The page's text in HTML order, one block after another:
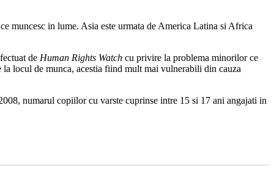
muncesc in lume. Asia este urmata de America Latina si Africa
de Human Rights Watch cu privire la problema minorilor ce
locul de munca, acestia fiind mult mai vulnerabili din cauza
numarul copiilor cu varste cuprinse intre 15 si 17 ani angajati in